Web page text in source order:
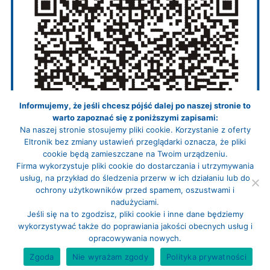
Adres do e-doręczeń: AE:PL-12073-15671-ITCDV-24
Informujemy, że jeśli chcesz pójść dalej po naszej stronie to
warto zapoznać się z poniższymi zapisami:
Na naszej stronie stosujemy pliki cookie. Korzystanie z oferty
Eltronik bez zmiany ustawień przeglądarki oznacza, że pliki
cookie będą zamieszczane na Twoim urządzeniu.
Firma wykorzystuje pliki cookie do dostarczania i utrzymywania
usług, na przykład do śledzenia przerw w ich działaniu lub do
ochrony użytkowników przed spamem, oszustwami i
nadużyciami.
Jeśli się na to zgodzisz, pliki cookie i inne dane będziemy
wykorzystywać także do poprawiania jakości obecnych usług i
opracowywania nowych.
Zgoda
Nie wyrażam zgody Polityka prywatności